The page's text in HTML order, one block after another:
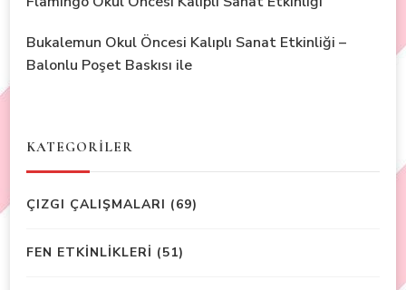
Bukalemun Okul Öncesi Kalıplı Sanat Etkinliği –
Balonlu Poşet Baskısı ile
KATEGORİLER
ÇIZGI ÇALIŞMALARI (69)
FEN ETKİNLİKLERİ (51)